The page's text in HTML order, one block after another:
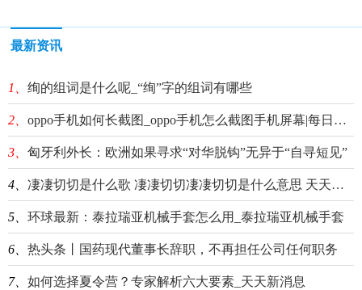
最新资讯
1、 绚的组词是什么呢_“绚”字的组词有哪些
2、 oppo手机如何长截图_oppo手机怎么截图手机屏幕|每日精选
3、 匈牙利外长：欧洲如果寻求“对华脱钩”无异于“自寻短见”
4、 凄凄切切是什么歌 凄凄切切凄凄切切是什么意思 天天即时
5、 环球最新：泰拉瑞亚机械手套怎么用_泰拉瑞亚机械手套
6、 热头条丨国药现代董事长辞职，不再担任公司任何职务
7、 如何选择夏令营？专家解析六大要素_天天新消息